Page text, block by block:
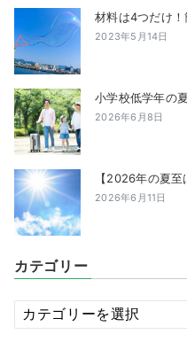
材料は4つだけ
2023年5月14日
小学校低学年の
2026年6月8日
【2026年の夏
2026年6月11日
カテゴリー
カ
テ